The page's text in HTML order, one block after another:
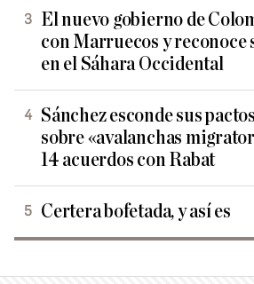
El nuevo gobierno de
con Marruecos y reconoce
en el Sáhara Occidental
Sánchez esconde sus
sobre «avalanchas
14 acuerdos con Rabat
Certera bofetada, y así es